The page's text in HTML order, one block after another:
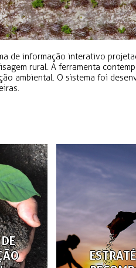
de informação interativo
rural. A ferramenta
ambiental. O sistema foi